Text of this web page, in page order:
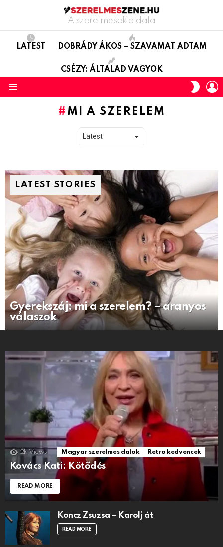
A szerelmesek oldala
LATEST DOBRÁDY ÁKOS – SZAVAMAT ADTAM
CSÉZY: ÁLTALAD VAGYOK
SKIN
MI A SZERELEM
LATEST STORIES
Gyerekszáj: mi a szerelem? – aranyos
válaszok
2k Views Magyar szerelmes dalok Retro kedvencek
Kovács Kati: Kötődés
READ MORE
Koncz Zsuzsa – Karolj át
READ MORE